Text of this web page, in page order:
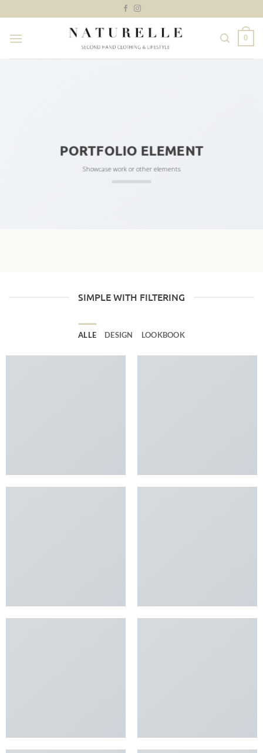
naar
inhoud
0
PORTFOLIO ELEMENT
Showcase work or other elements
SIMPLE WITH FILTERING
ALLE DESIGN LOOKBOOK